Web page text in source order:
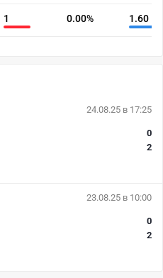
1 0.00% 1.60
24.08.25 в 17:25
0
2
23.08.25 в 10:00
0
2